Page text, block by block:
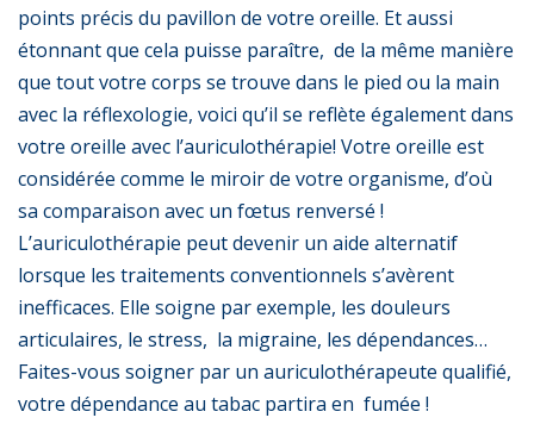
points précis du pavillon de votre oreille. Et aussi
étonnant que cela puisse paraître, de la même manière
que tout votre corps se trouve dans le pied ou la main
avec la réflexologie, voici qu’il se reflète également dans
votre oreille avec l’auriculothérapie! Votre oreille est
considérée comme le miroir de votre organisme, d’où
sa comparaison avec un fœtus renversé !
L’auriculothérapie peut devenir un aide alternatif
lorsque les traitements conventionnels s’avèrent
inefficaces. Elle soigne par exemple, les douleurs
articulaires, le stress, la migraine, les dépendances…
Faites-vous soigner par un auriculothérapeute qualifié,
votre dépendance au tabac partira en fumée !